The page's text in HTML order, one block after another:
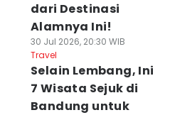
dari Destinasi
Alamnya Ini!
30 Jul 2026, 20:30 WIB
Travel
Selain Lembang, Ini
7 Wisata Sejuk di
Bandung untuk